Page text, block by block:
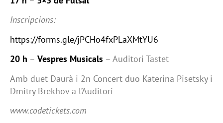
Inscripcions:
https://forms.gle/jPCHo4fxPLaXMtYU6
20 h – Vespres Musicals – Auditori Tastet
Amb duet Daurà i 2n Concert duo Katerina Pisetsky i
Dmitry Brekhov a l’Auditori
www.codetickets.com